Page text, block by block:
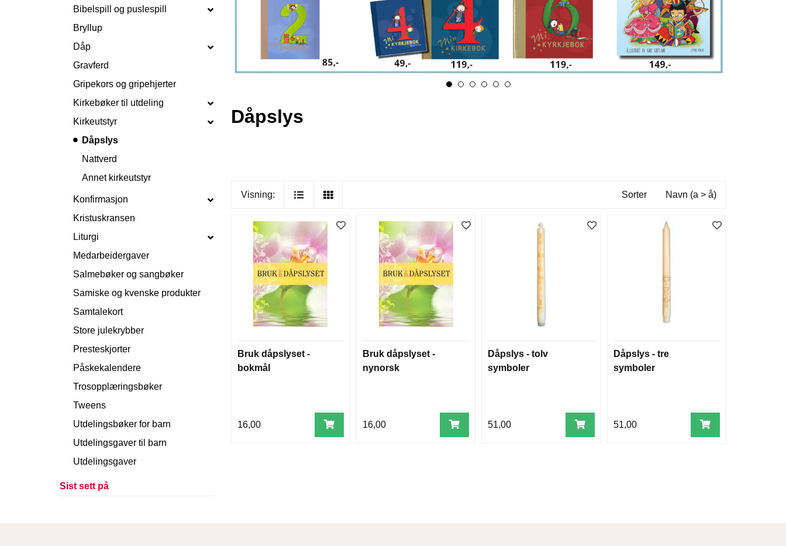
Bibelspill og puslespill
Bryllup
Dåp
Gravferd
Gripekors og gripehjerter
Kirkebøker til utdeling
Kirkeutstyr
Dåpslys
Nattverd
Annet kirkeutstyr
Konfirmasjon
Kristuskransen
Liturgi
Medarbeidergaver
Salmebøker og sangbøker
Samiske og kvenske produkter
Samtalekort
Store julekrybber
Presteskjorter
Påskekalendere
Trosopplæringsbøker
Tweens
Utdelingsbøker for barn
Utdelingsgaver til barn
Utdelingsgaver
Sist sett på
Dåpslys
Visning: Sorter Navn (a > å)
Bruk dåpslyset -
bokmål
16,00
Bruk dåpslyset -
nynorsk
16,00
Dåpslys - tolv
symboler
51,00
Dåpslys - tre
symboler
51,00